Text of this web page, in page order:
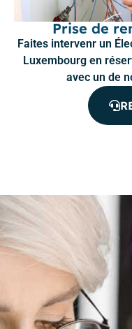
Prise de
Faites intervenr un
Luxembourg en
avec un de